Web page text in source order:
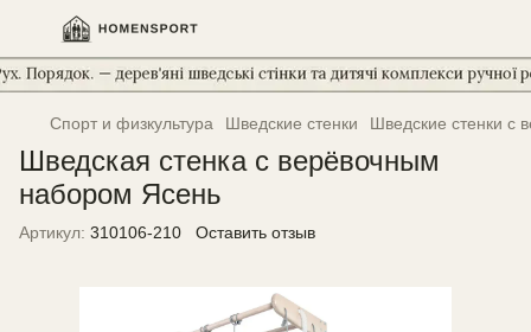
Спорт и физкультура Шведские стенки Шведские стенки с
Шведская стенка с верёвочным
набором Ясень
Артикул: 310106-210 Оставить отзыв